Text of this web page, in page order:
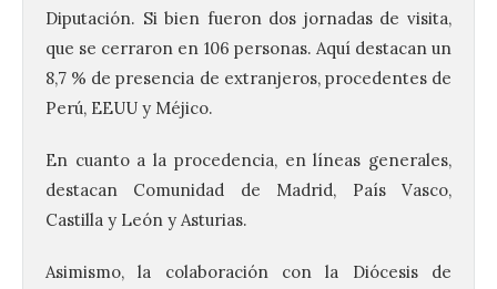
Diputación. Si bien fueron dos jornadas de visita,
que se cerraron en 106 personas. Aquí destacan un
8,7 % de presencia de extranjeros, procedentes de
Perú, EEUU y Méjico.
En cuanto a la procedencia, en líneas generales,
destacan Comunidad de Madrid, País Vasco,
Castilla y León y Asturias.
Asimismo, la colaboración con la Diócesis de